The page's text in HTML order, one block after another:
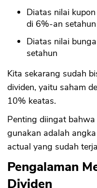
Diatas nilai
di 6%-an setahun
Diatas nilai
setahun
Kita sekarang sudah
dividen, yaitu saham
10% keatas.
Penting diingat
gunakan adalah
actual yang sudah
Pengalaman
Dividen